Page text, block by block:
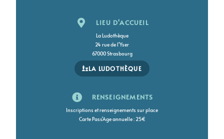
LIEU D'ACCUEIL
La Ludothèque
24 rue de l'Yser
67000 Strasbourg
LA LUDOTHÈQUE
RENSEIGNEMENTS
Inscriptions et renseignements sur place
Carte Pass'Age annuelle : 25€